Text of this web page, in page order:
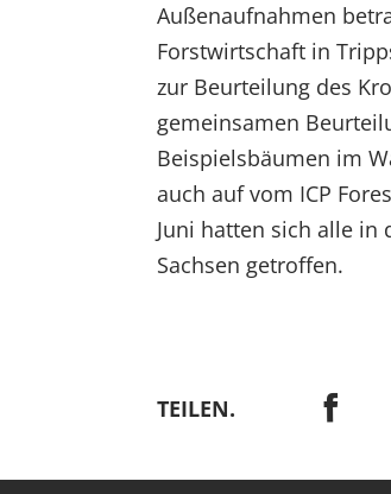
Außenaufnahmen
Forstwirtschaft in
zur Beurteilung des
gemeinsamen
Beispielsbäumen im
auch auf vom ICP
Juni hatten sich alle in
Sachsen getroffen.
TEILEN.